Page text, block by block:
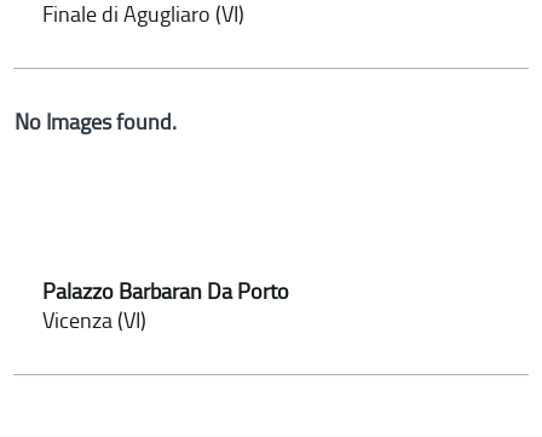
Finale di Agugliaro (VI)
No Images found.
Palazzo Barbaran Da Porto
Vicenza (VI)